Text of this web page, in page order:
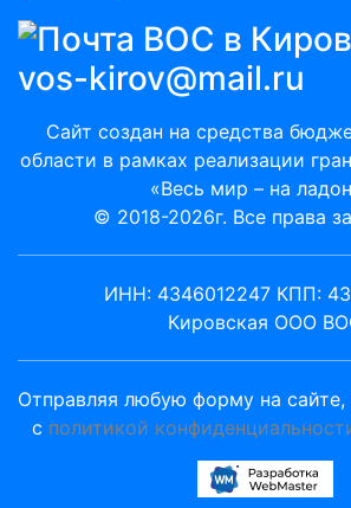
vos-kirov@mail.ru
Сайт создан на средства
области в рамках реализации
«Весь мир – на
© 2018-2026г. Все права
ИНН: 4346012247 КПП:
Кировская ООО
Отправляя любую форму на сайте,
с политикой